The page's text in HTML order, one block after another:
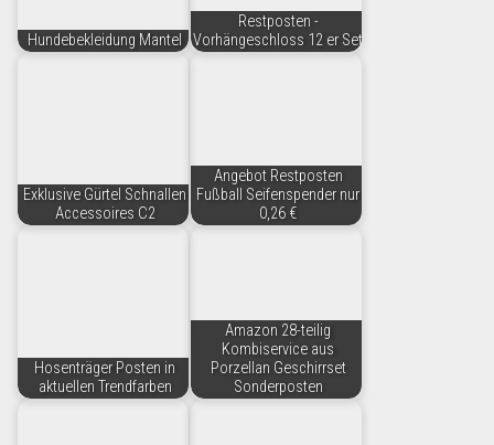
Hundebekleidung Mantel
Restposten -
Vorhängeschloss 12 er Set
Exklusive Gürtel Schnallen
Accessoires C2
Angebot Restposten
Fußball Seifenspender nur
0,26 €
Hosenträger Posten in
aktuellen Trendfarben
Amazon 28-teilig
Kombiservice aus
Porzellan Geschirrset
Sonderposten